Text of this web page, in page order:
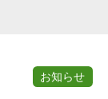
お知らせ